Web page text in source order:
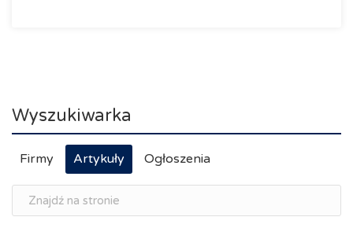
Wyszukiwarka
Firmy Artykuły Ogłoszenia